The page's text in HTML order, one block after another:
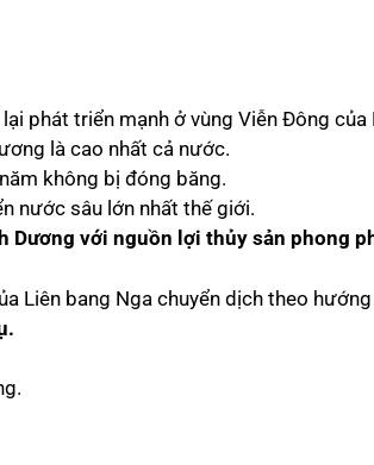
phát triển mạnh ở vùng Viễn Đông của
là cao nhất cả nước.
không bị đóng băng.
nước sâu lớn nhất thế giới.
Dương với nguồn lợi thủy sản phong
Liên bang Nga chuyển dịch theo